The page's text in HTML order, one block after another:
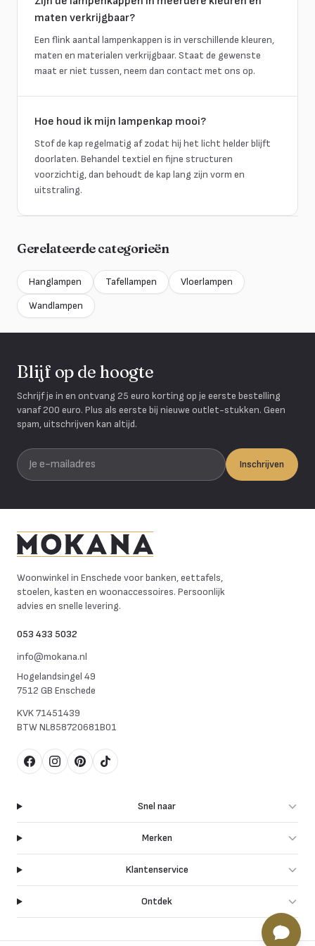
maten verkrijgbaar?
Een flink aantal lampenkappen is in verschillende kleuren,
maten en materialen verkrijgbaar. Staat de gewenste
maat er niet tussen, neem dan contact met ons op.
Hoe houd ik mijn lampenkap mooi?
Stof de kap regelmatig af zodat hij het licht helder blijft
doorlaten. Behandel textiel en fijne structuren
voorzichtig, dan behoudt de kap lang zijn vorm en
uitstraling.
Gerelateerde categorieën
Hanglampen Tafellampen
Vloerlampen
Wandlampen
Blijf op de hoogte
Schrijf je in en ontvang 25 euro korting op je eerste bestelling
vanaf 200 euro. Plus als eerste bij nieuwe outlet-stukken. Geen
spam, uitschrijven kan altijd.
Je e-mailadres
Inschrijven
Woonwinkel in Enschede voor banken, eettafels,
stoelen, kasten en woonaccessoires. Persoonlijk
advies en snelle levering.
053 433 5032
info@mokana.nl
Hogelandsingel 49
7512 GB Enschede
KVK71451439
BTWNL858720681B01
FacebookInstagram
Pinterest
TikTok
Snel naar
Merken
Klantenservice
Ontdek